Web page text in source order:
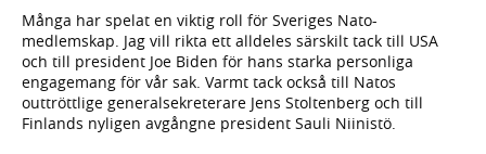
Många har spelat en viktig roll för Sveriges Nato-
medlemskap. Jag vill rikta ett alldeles särskilt tack till USA
och till president Joe Biden för hans starka personliga
engagemang för vår sak. Varmt tack också till Natos
outtröttlige generalsekreterare Jens Stoltenberg och till
Finlands nyligen avgångne president Sauli Niinistö.